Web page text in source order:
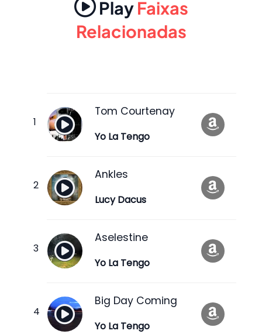
PlayFaixas
Relacionadas
Tom Courtenay
Yo La Tengo
Ankles
Lucy Dacus
Aselestine
Yo La Tengo
Big Day Coming
Yo La Tengo